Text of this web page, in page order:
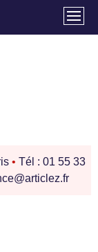
• Tél : 01 55 33